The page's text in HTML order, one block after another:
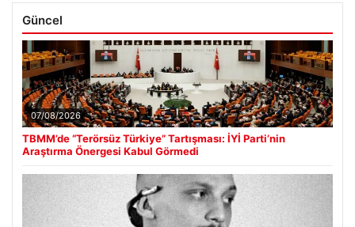
Güncel
07/08/2026
TBMM’de “Terörsüz Türkiye” Tartışması: İYİ Parti’nin
Araştırma Önergesi Kabul Görmedi